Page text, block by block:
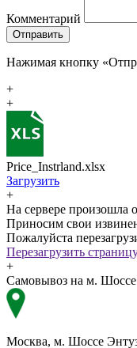
Комментарий
Отправить
Нажимая кнопку
+
+
Price_Instrland.xlsx
Загрузить
+
На сервере произошла
Приносим свои
Пожалуйста
Перезагрузить
+
Самовывоз на м. Шоссе
Москва, м. Шоссе